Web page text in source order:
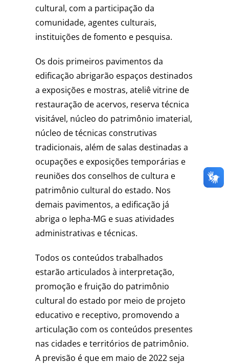
cultural, com a participação da
comunidade, agentes culturais,
instituições de fomento e pesquisa.
Os dois primeiros pavimentos da
edificação abrigarão espaços destinados
a exposições e mostras, ateliê vitrine de
restauração de acervos, reserva técnica
visitável, núcleo do patrimônio imaterial,
núcleo de técnicas construtivas
tradicionais, além de salas destinadas a
ocupações e exposições temporárias e
reuniões dos conselhos de cultura e
patrimônio cultural do estado. Nos
demais pavimentos, a edificação já
abriga o Iepha-MG e suas atividades
administrativas e técnicas.
Todos os conteúdos trabalhados
estarão articulados à interpretação,
promoção e fruição do patrimônio
cultural do estado por meio de projeto
educativo e receptivo, promovendo a
articulação com os conteúdos presentes
nas cidades e territórios de patrimônio.
A previsão é que em maio de 2022 seja